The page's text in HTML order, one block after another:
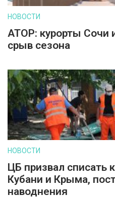
НОВОСТИ
АТОР: курорты Сочи
срыв сезона
НОВОСТИ
ЦБ призвал списать
Кубани и Крыма,
наводнения